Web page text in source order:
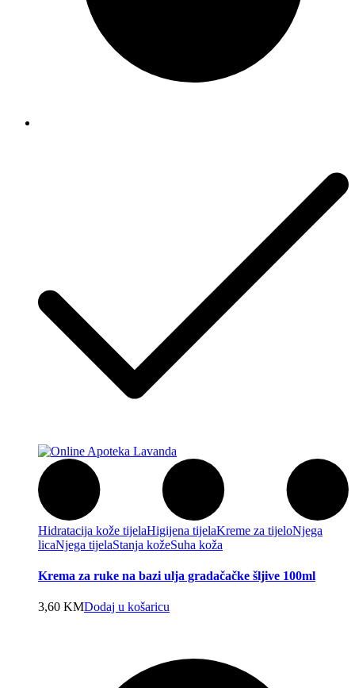
Hidratacija kože tijelaHigijena tijelaKreme za tijeloNjega
licaNjega tijelaStanja kožeSuha koža
Krema za ruke na bazi ulja gradačačke šljive 100ml
3,60 KMDodaj u košaricu